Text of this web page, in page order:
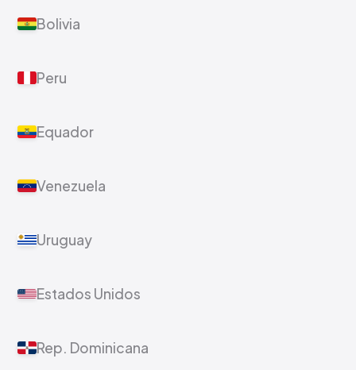
Bolivia
Peru
Equador
Venezuela
Uruguay
Estados Unidos
Rep. Dominicana